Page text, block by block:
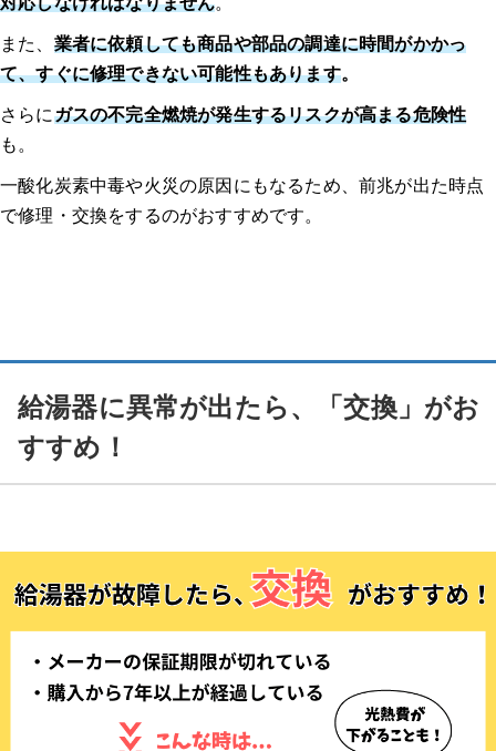
また、 業者に依頼しても商品や部品の調達に時間がかかっ
て、すぐに修理できない可能性もあります。
さらにガスの不完全燃焼が発生するリスクが高まる危険性
も。
一酸化炭素中毒や火災の原因にもなるため、前兆が出た時点
で修理・交換をするのがおすすめです。
給湯器に異常が出たら、「交換」がお
すすめ！